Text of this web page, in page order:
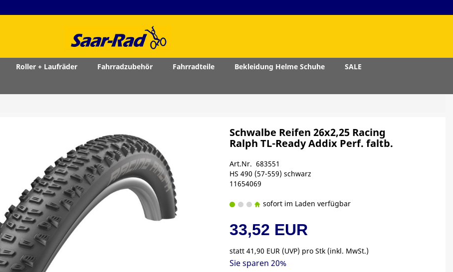
Roller + Laufräder Fahrradzubehör Fahrradteile Bekleidung Helme Schuhe
SALE
Schwalbe Reifen 26x2,25 Racing
Ralph TL-Ready Addix Perf. faltb.
Art.Nr. 683551
HS 490 (57-559) schwarz
11654069
sofort im Laden verfügbar
33,52 EUR
statt41,90 EUR (UVP) pro Stk (inkl. MwSt.)
Sie sparen 20%